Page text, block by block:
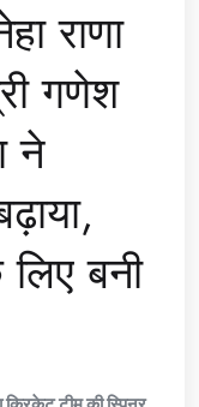
राणा
गणेश
ने
बनी